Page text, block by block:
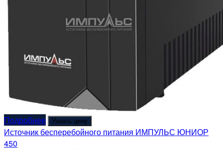
Подробнее Узнать цену
Источник бесперебойного питания ИМПУЛЬС ЮНИОР
450